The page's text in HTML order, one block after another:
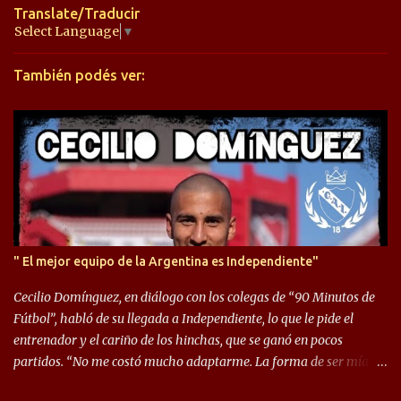
a
r
i
s
Translate/Traducir
Select Language ▼
También podés ver:
" El mejor equipo de la Argentina es Independiente"
Cecilio Domínguez, en diálogo con los colegas de “90 Minutos de
Fútbol”, habló de su llegada a Independiente, lo que le pide el
entrenador y el cariño de los hinchas, que se ganó en pocos
partidos. “No me costó mucho adaptarme. La forma de ser mía